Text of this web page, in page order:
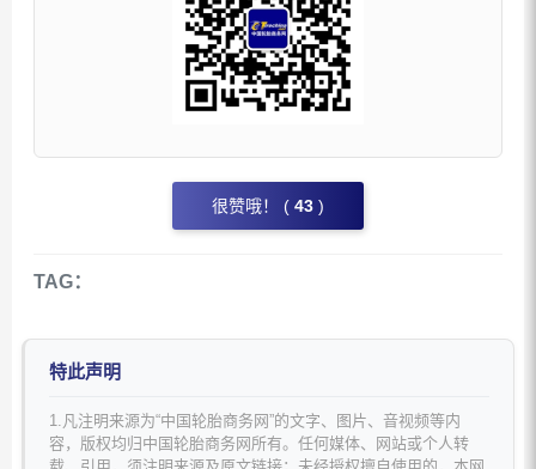
很赞哦！ ( 43 )
TAG：
特此声明
1.凡注明来源为“中国轮胎商务网”的文字、图片、音视频等内
容，版权均归中国轮胎商务网所有。任何媒体、网站或个人转